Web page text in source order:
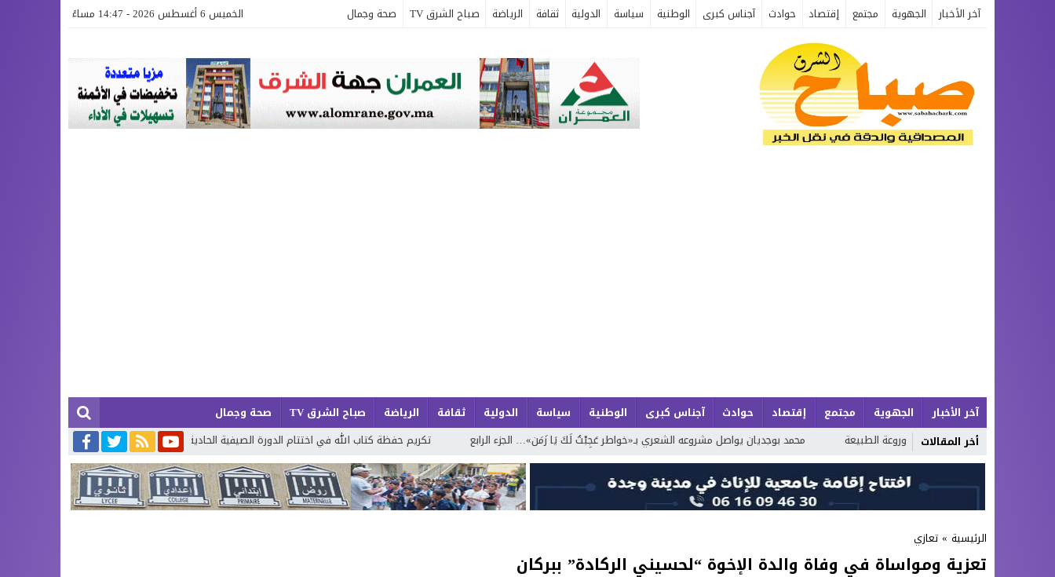
آخر الأخبار الجهوية مجتمع إقتصاد حوادث آجناس كبرى الوطنية سياسة الدولية ثقافة الرياضة صباح الشرق TV صحة وجمال الخميس 6 أغسطس 2026 - 14:47 مساءً
آخر الأخبار الجهوية مجتمع إقتصاد حوادث آجناس كبرى الوطنية سياسة الدولية ثقافة الرياضة صباح الشرق TV
صحة وجمال
أخر المقالات
تجمع البحر وروعة الطبيعة محمد بوجديان يواصل مشروعه الشعري بـ«خواطر عَجِبْتُ لَكَ يَا زَمَن»… الجزء الرابع تكريم حفظة كتاب الله في اختتام الدورة الصيفية الحادية والعشرين لتحفيظ القرآن الكريم بإقليم بركان
الرئيسية » تعازي
تعزية ومواساة في وفاة والدة الإخوة “لحسيني الركادة” ببركان